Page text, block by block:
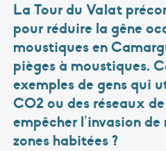
La Tour du Valat
pour réduire la gêne
moustiques en
pièges à moustiques.
exemples de gens qui
CO2 ou des réseaux
empêcher l’invasion
zones habitées ?